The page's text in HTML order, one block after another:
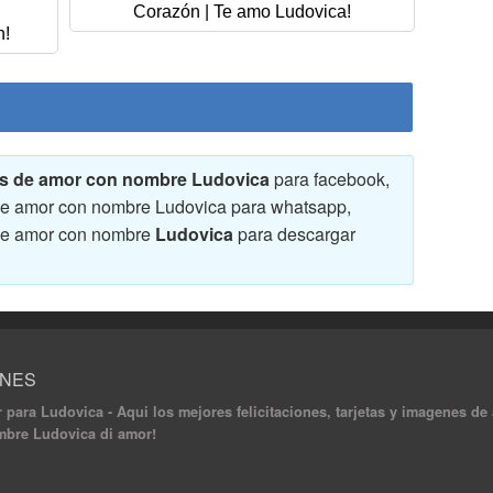
Corazón | Te amo Ludovica!
de amor con nombre Ludovicapara facebook,
amor con nombre Ludovica para whatsapp,
amor con nombre Ludovicapara descargar
Ludovica - Aqui los mejores felicitaciones, tarjetas y imagenes
Ludovica di amor!